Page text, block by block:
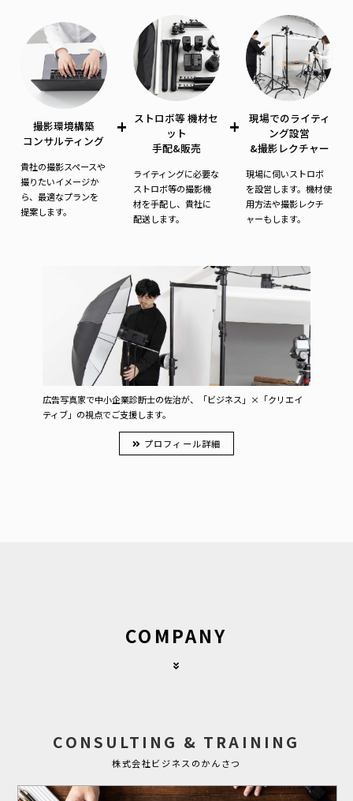
撮影環境構築
コンサルティング
貴社の撮影スペースや
撮りたいイメージか
ら、最適なプランを
提案します。
+ ストロボ等 機材セ
ット
手配&販売
ライティングに必要な
ストロボ等の撮影機
材を手配し、貴社に
配送します。
+
現場でのライティ
ング設営
&撮影レクチャー
現場に伺いストロボ
を設営します。機材使
用方法や撮影レクチ
ャーもします。
広告写真家で中小企業診断士の佐治が、「ビジネス」×「クリエイ
ティブ」の視点でご支援します。
プロフィール詳細
COMPANY
CONSULTING & TRAINING
株式会社ビジネスのかんさつ